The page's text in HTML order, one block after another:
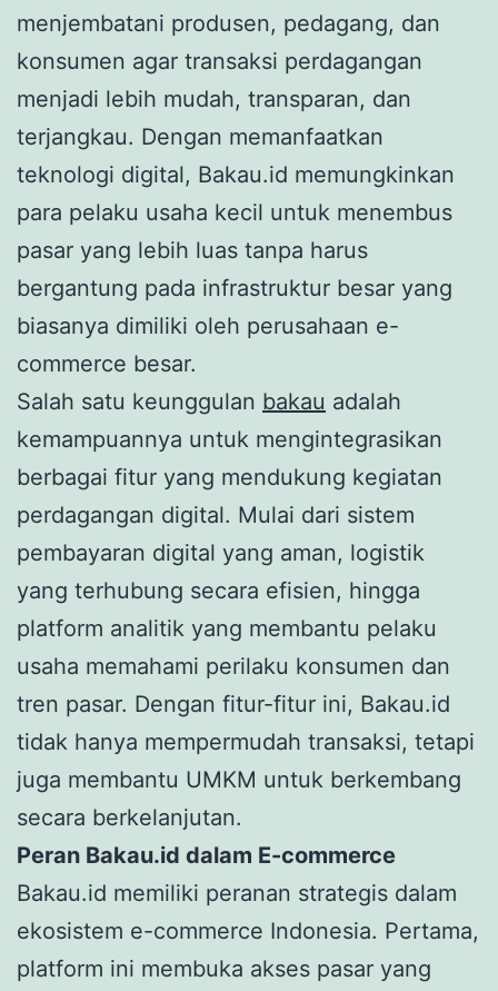
menjembatani produsen, pedagang, dan
konsumen agar transaksi perdagangan
menjadi lebih mudah, transparan, dan
terjangkau. Dengan memanfaatkan
teknologi digital, Bakau.id memungkinkan
para pelaku usaha kecil untuk menembus
pasar yang lebih luas tanpa harus
bergantung pada infrastruktur besar yang
biasanya dimiliki oleh perusahaan e-
commerce besar.
Salah satu keunggulan bakau adalah
kemampuannya untuk mengintegrasikan
berbagai fitur yang mendukung kegiatan
perdagangan digital. Mulai dari sistem
pembayaran digital yang aman, logistik
yang terhubung secara efisien, hingga
platform analitik yang membantu pelaku
usaha memahami perilaku konsumen dan
tren pasar. Dengan fitur-fitur ini, Bakau.id
tidak hanya mempermudah transaksi, tetapi
juga membantu UMKM untuk berkembang
secara berkelanjutan.
Peran Bakau.id dalam E-commerce
Bakau.id memiliki peranan strategis dalam
ekosistem e-commerce Indonesia. Pertama,
platform ini membuka akses pasar yang